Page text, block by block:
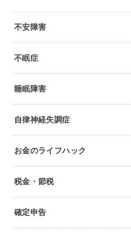
不安障害
不眠症
睡眠障害
自律神経失調症
お金のライフハック
税金・節税
確定申告